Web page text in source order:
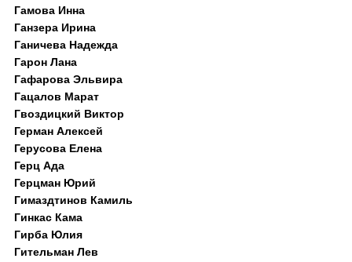
Гамова Инна
Ганзера Ирина
Ганичева Надежда
Гарон Лана
Гафарова Эльвира
Гацалов Марат
Гвоздицкий Виктор
Герман Алексей
Герусова Елена
Герц Ада
Герцман Юрий
Гимаздтинов Камиль
Гинкас Кама
Гирба Юлия
Гительман Лев